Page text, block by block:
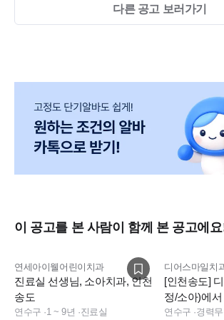
다른 공고 보러가기
이 공고를 본 사람이 함께 본 공고에
연세아이웰어린이치과
진료실 선생님, 소아치과, 인천
송도
연수구 ·1 ~ 9년 ·진료실
디어스마일치
[인천송도]
정/소아)에
을 모집합니
연수구 ·경력